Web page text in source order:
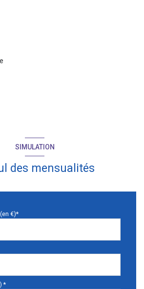
SIMULATION
des mensualités
€)*
*